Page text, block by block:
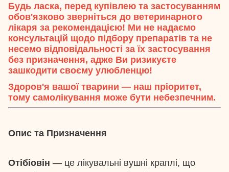
Будь ласка, перед купівлею та застосуванням
обов'язково зверніться до ветеринарного
лікаря за рекомендацією! Ми не надаємо
консультацій щодо підбору препаратів та не
несемо відповідальності за їх застосування
без призначення, адже Ви ризикуєте
зашкодити своєму улюбленцю!
Здоров'я вашої тварини — наш пріоритет,
тому самолікування може бути небезпечним.
Опис та Призначення
Отібіовін — це лікувальні вушні краплі, що